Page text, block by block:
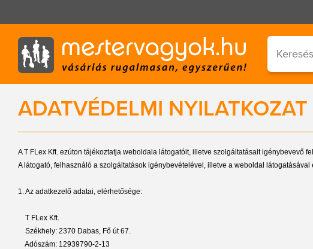
ADATVÉDELMI NYILATKOZAT
A T FLex Kft. ezúton tájékoztatja weboldala látogatóit, illetve szolgáltatásait igénybevevő
A látogató, felhasználó a szolgáltatások igénybevételével, illetve a weboldal
1. Az adatkezelő adatai, elérhetősége:
T FLex Kft.
Székhely: 2370 Dabas, Fő út 67.
Adószám: 12939790-2-13